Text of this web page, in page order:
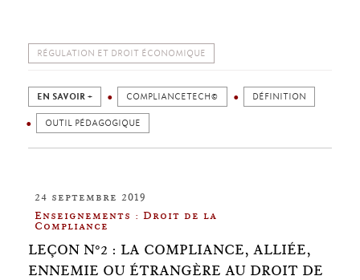
RÉGULATION ET DROIT ÉCONOMIQUE
EN SAVOIR + COMPLIANCETECH© DÉFINITION
OUTIL PÉDAGOGIQUE
24 septembre 2019
Enseignements : Droit de la
Compliance
LEÇON N°2 : LA COMPLIANCE, ALLIÉE,
ENNEMIE OU ÉTRANGÈRE AU DROIT DE